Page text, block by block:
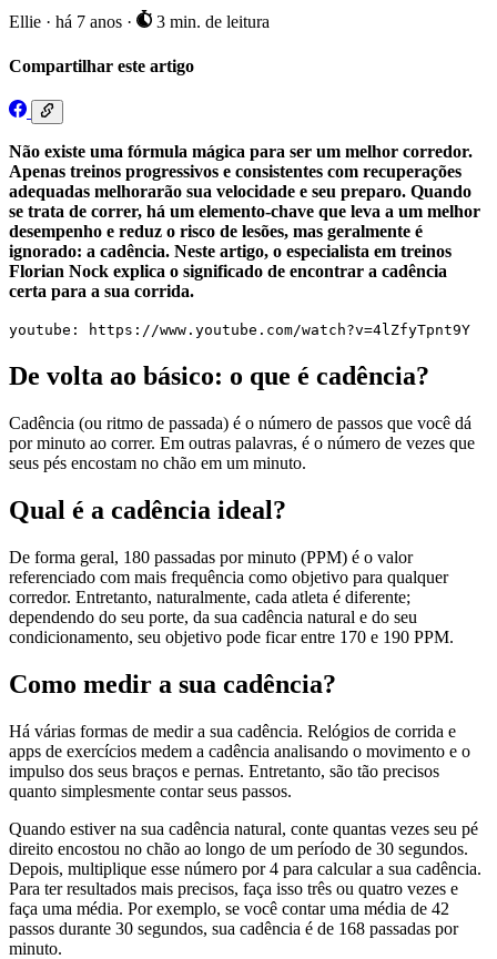
Ellie · há 7 anos · 3 min. de leitura
Compartilhar este artigo
Não existe uma fórmula mágica para ser um melhor corredor.
Apenas treinos progressivos e consistentes com recuperações
adequadas melhorarão sua velocidade e seu preparo. Quando
se trata de correr, há um elemento-chave que leva a um melhor
desempenho e reduz o risco de lesões, mas geralmente é
ignorado: a cadência. Neste artigo, o especialista em treinos
Florian Nock explica o significado de encontrar a cadência
certa para a sua corrida.
youtube: https://www.youtube.com/watch?v=4lZfyTpnt9Y
De volta ao básico: o que é cadência?
Cadência (ou ritmo de passada) é o número de passos que você dá
por minuto ao correr. Em outras palavras, é o número de vezes que
seus pés encostam no chão em um minuto.
Qual é a cadência ideal?
De forma geral, 180 passadas por minuto (PPM) é o valor
referenciado com mais frequência como objetivo para qualquer
corredor. Entretanto, naturalmente, cada atleta é diferente;
dependendo do seu porte, da sua cadência natural e do seu
condicionamento, seu objetivo pode ficar entre 170 e 190 PPM.
Como medir a sua cadência?
Há várias formas de medir a sua cadência. Relógios de corrida e
apps de exercícios medem a cadência analisando o movimento e o
impulso dos seus braços e pernas. Entretanto, são tão precisos
quanto simplesmente contar seus passos.
Quando estiver na sua cadência natural, conte quantas vezes seu pé
direito encostou no chão ao longo de um período de 30 segundos.
Depois, multiplique esse número por 4 para calcular a sua cadência.
Para ter resultados mais precisos, faça isso três ou quatro vezes e
faça uma média. Por exemplo, se você contar uma média de 42
passos durante 30 segundos, sua cadência é de 168 passadas por
minuto.